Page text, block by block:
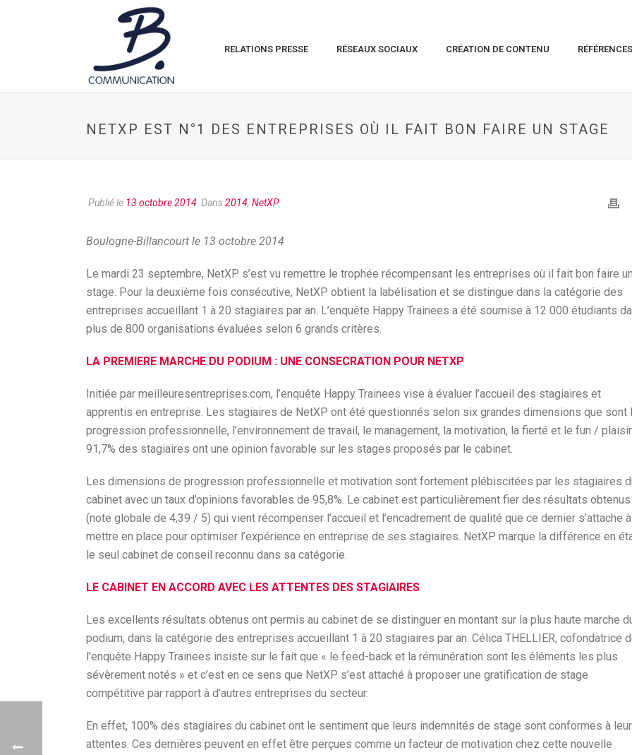
RELATIONS PRESSE RÉSEAUX SOCIAUX CRÉATION DE CONTENU RÉFÉRENCES
NETXP EST N°1 DES ENTREPRISES OÙ IL FAIT BON FAIRE UN STAGE
Publié le 13 octobre 2014 Dans2014, NetXP
Boulogne-Billancourt le 13 octobre 2014
Le mardi 23 septembre, NetXP s’est vu remettre le trophée récompensant les entreprises où il fait bon faire un
stage. Pour la deuxième fois consécutive, NetXP obtient la labélisation et se distingue dans la catégorie des
entreprises accueillant 1 à 20 stagiaires par an. L’enquête Happy Trainees a été soumise à 12 000 étudiants
plus de 800 organisations évaluées selon 6 grands critères.
LA PREMIERE MARCHE DU PODIUM : UNE CONSECRATION POUR NETXP
Initiée par meilleuresentreprises.com, l’enquête Happy Trainees vise à évaluer l’accueil des stagiaires et
apprentis en entreprise. Les stagiaires de NetXP ont été questionnés selon six grandes dimensions que sont
progression professionnelle, l’environnement de travail, le management, la motivation, la fierté et le fun / plaisir.
91,7% des stagiaires ont une opinion favorable sur les stages proposés par le cabinet.
Les dimensions de progression professionnelle et motivation sont fortement plébiscitées par les stagiaires
cabinet avec un taux d’opinions favorables de 95,8%. Le cabinet est particulièrement fier des résultats obtenus
(note globale de 4,39 / 5) qui vient récompenser l’accueil et l’encadrement de qualité que ce dernier s’attache à
mettre en place pour optimiser l’expérience en entreprise de ses stagiaires. NetXP marque la différence en
le seul cabinet de conseil reconnu dans sa catégorie.
LE CABINET EN ACCORD AVEC LES ATTENTES DES STAGIAIRES
Les excellents résultats obtenus ont permis au cabinet de se distinguer en montant sur la plus haute marche
podium, dans la catégorie des entreprises accueillant 1 à 20 stagiaires par an. Célica THELLIER, cofondatrice
l’enquête Happy Trainees insiste sur le fait que « le feed-back et la rémunération sont les éléments les plus
sévèrement notés » et c’est en ce sens que NetXP s’est attaché à proposer une gratification de stage
compétitive par rapport à d’autres entreprises du secteur.
En effet, 100% des stagiaires du cabinet ont le sentiment que leurs indemnités de stage sont conformes à
attentes. Ces dernières peuvent en effet être perçues comme un facteur de motivation chez cette nouvelle